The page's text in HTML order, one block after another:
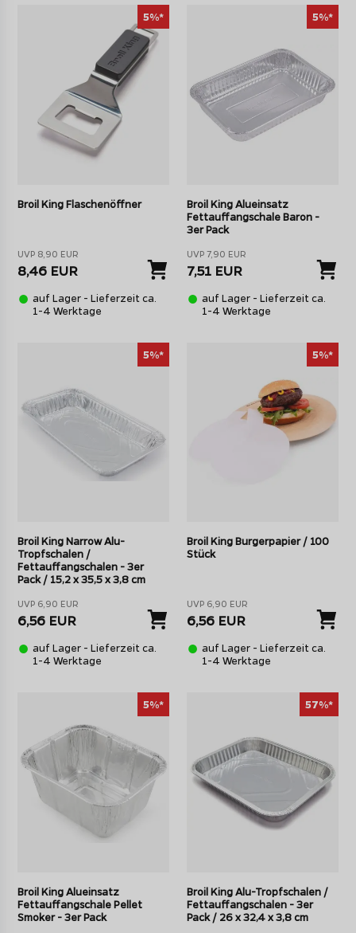
5%*
Broil King Flaschenöffner
UVP 8,90 EUR
8,46 EUR
auf Lager - Lieferzeit ca.
1-4 Werktage
5%*
Broil King Alueinsatz
Fettauffangschale Baron -
3er Pack
UVP 7,90 EUR
7,51 EUR
auf Lager - Lieferzeit ca.
1-4 Werktage
5%*
Broil King Narrow Alu-
Tropfschalen /
Fettauffangschalen - 3er
Pack / 15,2 x 35,5 x 3,8 cm
UVP 6,90 EUR
6,56 EUR
auf Lager - Lieferzeit ca.
1-4 Werktage
5%*
Broil King Burgerpapier / 100
Stück
UVP 6,90 EUR
6,56 EUR
auf Lager - Lieferzeit ca.
1-4 Werktage
5%*
Broil King Alueinsatz
Fettauffangschale Pellet
Smoker - 3er Pack
57%*
Broil King Alu-Tropfschalen /
Fettauffangschalen - 3er
Pack / 26 x 32,4 x 3,8 cm